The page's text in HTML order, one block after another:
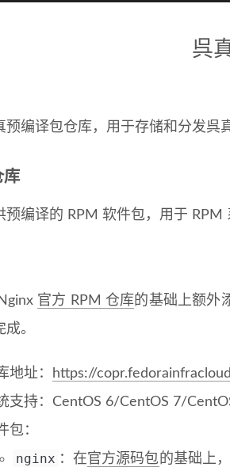
呉
译包仓库，用于存储和分发呉真
库
译的 RPM 软件包，用于 RPM
官方 RPM 仓库的基础上额外
。
地址：
https://
支持：CentOS 6/CentOS 7/
包：
nginx ：在官方源码包的基础上